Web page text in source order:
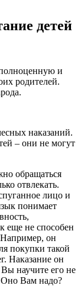
детей
и
родителей.
наказаний.
– они не могут
обращаться
отвлекать.
лицо и
понимает
еще не способен
он
покупки такой
Наказание он
научите его не
Оно Вам надо?